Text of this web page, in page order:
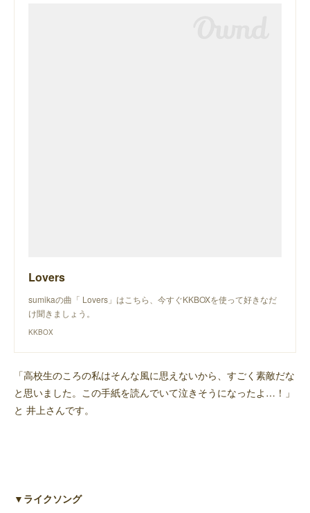
Lovers
sumikaの曲「 Lovers」はこちら、今すぐKKBOXを使って好きなだ
け聞きましょう。
KKBOX
「高校生のころの私はそんな風に思えないから、すごく素敵だな
と思いました。この手紙を読んでいて泣きそうになったよ…！」
と 井上さんです。
▼ライクソング